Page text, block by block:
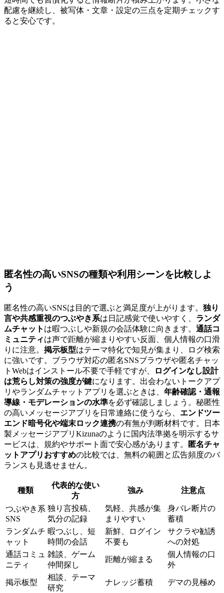
配慮を継続し、被写体・文章・設定の三点を定期チェックす
ると安心です。
匿名性の高いSNSの種類や利用シーンを比較しよ
う
匿名性の高いSNSは目的で選ぶと満足度が上がります。 独り
言や共感重視のつぶやき系は日記感覚で使いやすく、 ランダ
ムチャット は暇つぶしや新規の会話体験に向きます。 通話コ
ミュニティは声で距離が縮まりやすい反面、個人情報の口滑
りに注意。 掲示板型はテーマ特化で知見が集まり、ログ検索
に強いです。ブラウザ対応の匿名SNSブラウザや匿名チャッ
トWebはインストール不要で手軽ですが、
ログインなし設計
は荒らし対策の強度が鍵になります。出会わないトークアプ
リやランダムチャットアプリを選ぶときは、 年齢確認・通報
導線・モデレーションの水準を必ず確認しましょう。秘匿性
の高いメッセージアプリを日常連絡に使うなら、 エンドツー
エンド暗号化や端末ロック連携の有無が判断材料です。日本
製メッセージアプリKizunaのように国内法準拠を明示するサ
ービスは、規約やサポート面で安心感があります。
匿名チャ
ットアプリおすすめの比較では、無料の範囲と広告頻度のバ
ランスも見逃せません。
種類
代表的な使い
方
強み 注意点
つぶやき系
SNS
独り言投稿、
気分の記録
気軽、共感が集
まりやすい
身バレ断片の
蓄積
ランダムチ
ャット
暇つぶし、短
時間の会話
新鮮、ログイン
不要も
サクラや勧誘
への対処
通話コミュ
ニティ
雑談、ゲーム
仲間探し
距離が縮まる
個人情報の口
外
掲示板型
相談、テーマ
研究
ナレッジ蓄積 デマの見極め